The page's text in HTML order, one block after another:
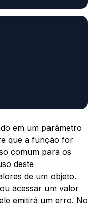
em um parâmetro
que a função for
comum para os
deste
de um objeto.
acessar um valor
emitirá um erro. No